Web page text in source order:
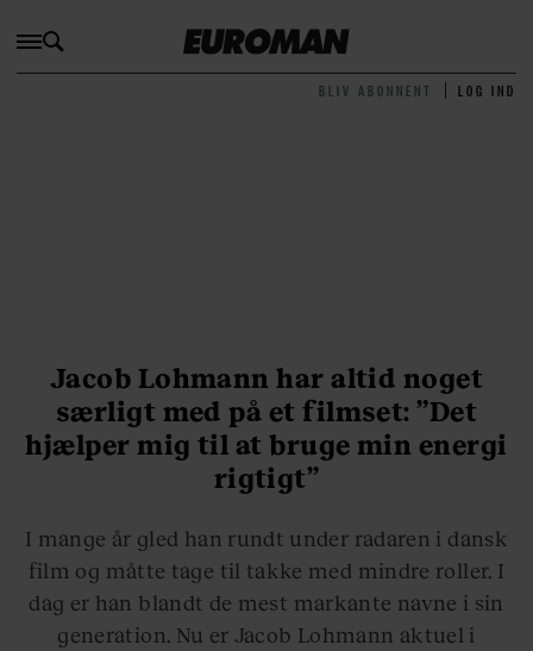
BLIV ABONNENT LOG IND
Jacob Lohmann har altid noget
særligt med på et filmset: ”Det
hjælper mig til at bruge min energi
rigtigt”
I mange år gled han rundt under radaren i dansk
film og måtte tage til takke med mindre roller. I
dag er han blandt de mest markante navne i sin
generation. Nu er Jacob Lohmann aktuel i